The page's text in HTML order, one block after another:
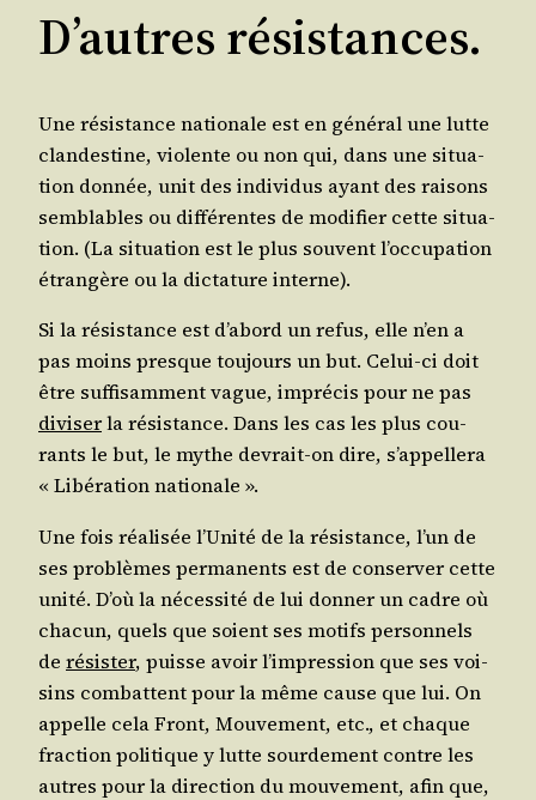
D’autres résistances.
Une résis­tance natio­nale est en géné­ral une lutte
clan­des­tine, vio­lente ou non qui, dans une situa­
tion don­née, unit des indi­vi­dus ayant des rai­sons
sem­blables ou dif­fé­rentes de modi­fier cette situa­
tion. (La situa­tion est le plus sou­vent l’oc­cu­pa­tion
étran­gère ou la dic­ta­ture interne).
Si la résis­tance est d’a­bord un refus, elle n’en a
pas moins presque tou­jours un but. Celui-ci doit
être suf­fi­sam­ment vague, impré­cis pour ne pas
divi­serla résis­tance. Dans les cas les plus cou­
rants le but, le mythe devrait-on dire, s’ap­pel­le­ra
« Libé­ra­tion nationale ».
Une fois réa­li­sée l’U­ni­té de la résis­tance, l’un de
ses pro­blèmes per­ma­nents est de conser­ver cette
uni­té. D’où la néces­si­té de lui don­ner un cadre où
cha­cun, quels que soient ses motifs per­son­nels
de résis­ter, puisse avoir l’im­pres­sion que ses voi­
sins com­battent pour la même cause que lui. On
appelle cela Front, Mou­ve­ment, etc., et chaque
frac­tion poli­tique y lutte sour­de­ment contre les
autres pour la direc­tion du mou­ve­ment, afin que,